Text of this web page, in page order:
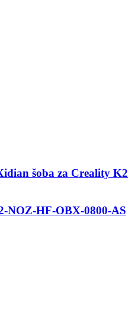
šoba za Creality K2
NOZ-HF-OBX-0800-AS